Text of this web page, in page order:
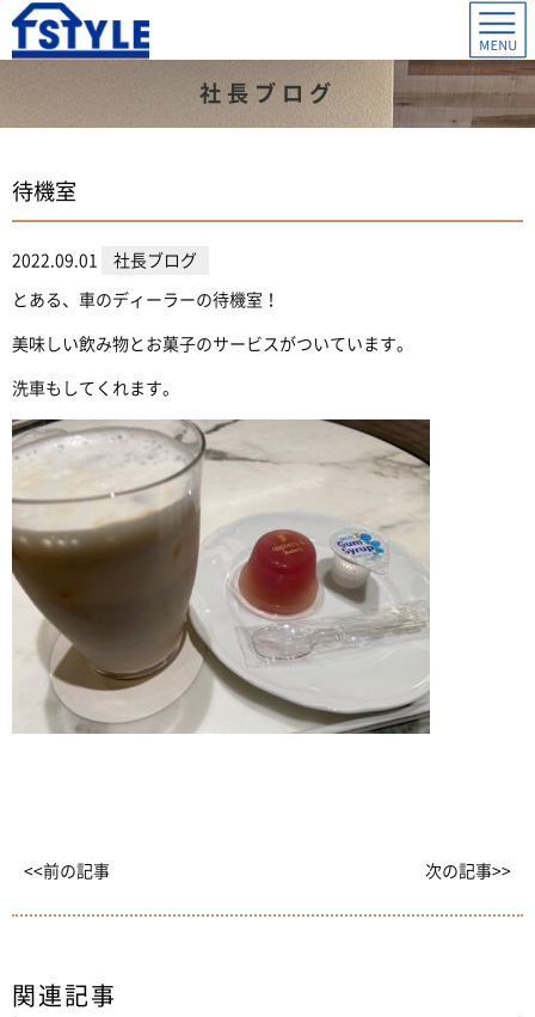
社長ブログ
待機室
2022.09.01 社長ブログ
とある、車のディーラーの待機室！
美味しい飲み物とお菓子のサービスがついています。
洗車もしてくれます。
<<前の記事 次の記事>>
関連記事